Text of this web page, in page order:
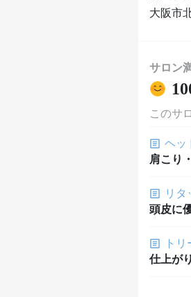
大阪市
サロン
このサ
ヘッ
肩こり
リタ
頭皮に
ト
仕上が